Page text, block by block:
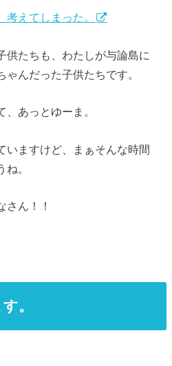
えてしまった。
供たちも、わたしが与論島に
んだった子供たちです。
あっとゆーま。
いますけど、まぁそんな時間
。
さん！！
。